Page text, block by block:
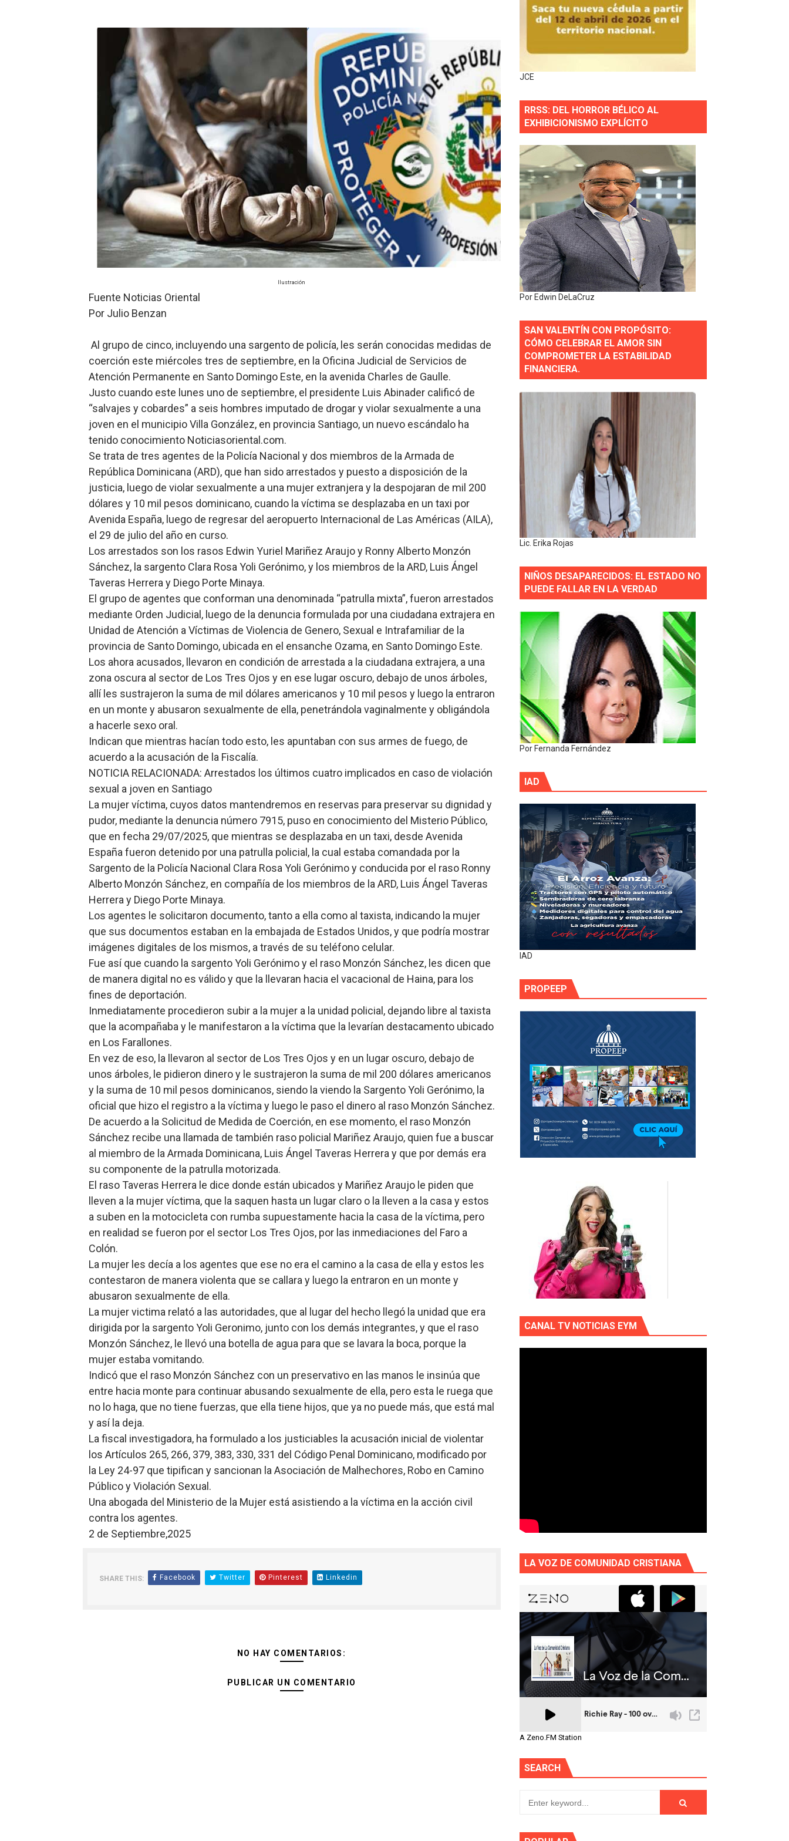
Operativo interagencial frena delitos ambientales y recupera terrenos en zonas protegidas del país
-Propeep y Gestión Presidencial encabezan entrega compensación a comerciantes impactados por la obra vial, en cumplimiento de un
Ministerio de Defensa siembra esperanza y protege el agua mediante Jornada de Reforestación en Manabao
MICM y CECCOM retienen 213,355 galones de combustibles y 46 millones de mercancías en lo que va de año
Bienes Nacionales recauda más de RD 57 millones en segunda subasta pública del año
Residentes en San Juan beneficiados con jornada asistencial de Desarrollo de la Comunidad y Ejército RD
El magistrado Henry Molina decidió no seguir en la Presidencia de la Suprema Corte de Justicia.
​Domingo Plácido critica la situación económica y califica de ineficiente la gestión del gobierno
Graduación XII Promoción Servicio Militar Voluntario
Comedores Comunitarios de DASAC garantizan alimentación de miles de voluntarios y personal de los XXV Juegos Centroamericanos y del
UNTC inicia ofensiva para recuperar fuerza gremial y fortalecer seccional del Distrito Nacional
Candidato a presidente del Colegio de Notarios hace llamado a la unidad.
Digecac realizará Primer Festival de Plantas 2026
Ilustración
Fuente Noticias Oriental
Por Julio Benzan
Al grupo de cinco, incluyendo una sargento de policía, les serán conocidas medidas de
coerción este miércoles tres de septiembre, en la Oficina Judicial de Servicios de
Atención Permanente en Santo Domingo Este, en la avenida Charles de Gaulle.
Justo cuando este lunes uno de septiembre, el presidente Luis Abinader calificó de
“salvajes y cobardes” a seis hombres imputado de drogar y violar sexualmente a una
joven en el municipio Villa González, en provincia Santiago, un nuevo escándalo ha
tenido conocimiento Noticiasoriental.com.
Se trata de tres agentes de la Policía Nacional y dos miembros de la Armada de
República Dominicana (ARD), que han sido arrestados y puesto a disposición de la
justicia, luego de violar sexualmente a una mujer extranjera y la despojaran de mil 200
dólares y 10 mil pesos dominicano, cuando la víctima se desplazaba en un taxi por
Avenida España, luego de regresar del aeropuerto Internacional de Las Américas (AILA),
el 29 de julio del año en curso.
Los arrestados son los rasos Edwin Yuriel Mariñez Araujo y Ronny Alberto Monzón
Sánchez, la sargento Clara Rosa Yoli Gerónimo, y los miembros de la ARD, Luis Ángel
Taveras Herrera y Diego Porte Minaya.
El grupo de agentes que conforman una denominada “patrulla mixta”, fueron arrestados
mediante Orden Judicial, luego de la denuncia formulada por una ciudadana extrajera en
Unidad de Atención a Víctimas de Violencia de Genero, Sexual e Intrafamiliar de la
provincia de Santo Domingo, ubicada en el ensanche Ozama, en Santo Domingo Este.
Los ahora acusados, llevaron en condición de arrestada a la ciudadana extrajera, a una
zona oscura al sector de Los Tres Ojos y en ese lugar oscuro, debajo de unos árboles,
allí les sustrajeron la suma de mil dólares americanos y 10 mil pesos y luego la entraron
en un monte y abusaron sexualmente de ella, penetrándola vaginalmente y obligándola
a hacerle sexo oral.
Indican que mientras hacían todo esto, les apuntaban con sus armes de fuego, de
acuerdo a la acusación de la Fiscalía.
NOTICIA RELACIONADA: Arrestados los últimos cuatro implicados en caso de violación
sexual a joven en Santiago
La mujer víctima, cuyos datos mantendremos en reservas para preservar su dignidad y
pudor, mediante la denuncia número 7915, puso en conocimiento del Misterio Público,
que en fecha 29/07/2025, que mientras se desplazaba en un taxi, desde Avenida
España fueron detenido por una patrulla policial, la cual estaba comandada por la
Sargento de la Policía Nacional Clara Rosa Yoli Gerónimo y conducida por el raso Ronny
Alberto Monzón Sánchez, en compañía de los miembros de la ARD, Luis Ángel Taveras
Herrera y Diego Porte Minaya.
Los agentes le solicitaron documento, tanto a ella como al taxista, indicando la mujer
que sus documentos estaban en la embajada de Estados Unidos, y que podría mostrar
imágenes digitales de los mismos, a través de su teléfono celular.
Fue así que cuando la sargento Yoli Gerónimo y el raso Monzón Sánchez, les dicen que
de manera digital no es válido y que la llevaran hacia el vacacional de Haina, para los
fines de deportación.
Inmediatamente procedieron subir a la mujer a la unidad policial, dejando libre al taxista
que la acompañaba y le manifestaron a la víctima que la levarían destacamento ubicado
en Los Farallones.
En vez de eso, la llevaron al sector de Los Tres Ojos y en un lugar oscuro, debajo de
unos árboles, le pidieron dinero y le sustrajeron la suma de mil 200 dólares americanos
y la suma de 10 mil pesos dominicanos, siendo la viendo la Sargento Yoli Gerónimo, la
oficial que hizo el registro a la víctima y luego le paso el dinero al raso Monzón Sánchez.
De acuerdo a la Solicitud de Medida de Coerción, en ese momento, el raso Monzón
Sánchez recibe una llamada de también raso policial Mariñez Araujo, quien fue a buscar
al miembro de la Armada Dominicana, Luis Ángel Taveras Herrera y que por demás era
su componente de la patrulla motorizada.
El raso Taveras Herrera le dice donde están ubicados y Mariñez Araujo le piden que
lleven a la mujer víctima, que la saquen hasta un lugar claro o la lleven a la casa y estos
a suben en la motocicleta con rumba supuestamente hacia la casa de la víctima, pero
en realidad se fueron por el sector Los Tres Ojos, por las inmediaciones del Faro a
Colón.
La mujer les decía a los agentes que ese no era el camino a la casa de ella y estos les
contestaron de manera violenta que se callara y luego la entraron en un monte y
abusaron sexualmente de ella.
La mujer victima relató a las autoridades, que al lugar del hecho llegó la unidad que era
dirigida por la sargento Yoli Geronimo, junto con los demás integrantes, y que el raso
Monzón Sánchez, le llevó una botella de agua para que se lavara la boca, porque la
mujer estaba vomitando.
Indicó que el raso Monzón Sánchez con un preservativo en las manos le insinúa que
entre hacia monte para continuar abusando sexualmente de ella, pero esta le ruega que
no lo haga, que no tiene fuerzas, que ella tiene hijos, que ya no puede más, que está mal
y así la deja.
La fiscal investigadora, ha formulado a los justiciables la acusación inicial de violentar
los Artículos 265, 266, 379, 383, 330, 331 del Código Penal Dominicano, modificado por
la Ley 24-97 que tipifican y sancionan la Asociación de Malhechores, Robo en Camino
Público y Violación Sexual.
Una abogada del Ministerio de la Mujer está asistiendo a la víctima en la acción civil
contra los agentes.
2 de Septiembre,2025
SHARE THIS: Facebook Twitter Pinterest Linkedin
NO HAY COMENTARIOS:
PUBLICAR UN COMENTARIO
JCE
RRSS: DEL HORROR BÉLICO AL
EXHIBICIONISMO EXPLÍCITO
Por Edwin DeLaCruz
SAN VALENTÍN CON PROPÓSITO:
CÓMO CELEBRAR EL AMOR SIN
COMPROMETER LA ESTABILIDAD
FINANCIERA.
Lic. Erika Rojas
NIÑOS DESAPARECIDOS: EL ESTADO NO
PUEDE FALLAR EN LA VERDAD
Por Fernanda Fernández
IAD
IAD
PROPEEP
CANAL TV NOTICIAS EYM
LA VOZ DE COMUNIDAD CRISTIANA
A Zeno.FM Station
SEARCH